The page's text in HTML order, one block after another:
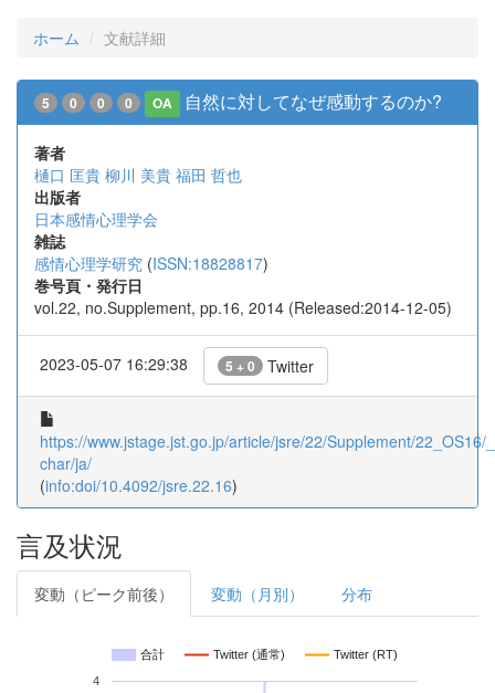
ホーム 文献詳細
5 0 0 0 OA 自然に対してなぜ感動するのか?
著者
樋口 匡貴 柳川 美貴 福田 哲也
出版者
日本感情心理学会
雑誌
感情心理学研究 (ISSN:18828817)
巻号頁・発行日
vol.22, no.Supplement, pp.16, 2014 (Released:2014-12-05)
2023-05-07 16:29:38 5 + 0 Twitter
https://www.jstage.jst.go.jp/article/jsre/22/Supplement/22_OS16/
char/ja/
(info:doi/10.4092/jsre.22.16)
言及状況
変動（ピーク前後） 変動（月別） 分布
合計 Twitter (通常) Twitter (RT)
4